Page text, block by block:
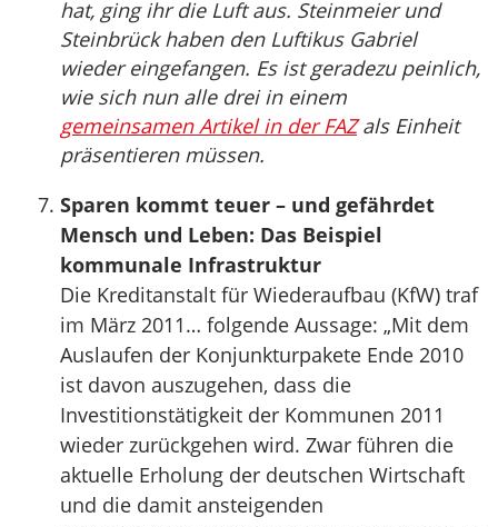
hat, ging ihr die Luft aus. Steinmeier und
Steinbrück haben den Luftikus Gabriel
wieder eingefangen. Es ist geradezu peinlich,
wie sich nun alle drei in einem
gemeinsamen Artikel in der FAZals Einheit
präsentieren müssen.
Sparen kommt teuer – und gefährdet
Mensch und Leben: Das Beispiel
kommunale Infrastruktur
Die Kreditanstalt für Wiederaufbau (KfW) traf
im März 2011… folgende Aussage: „Mit dem
Auslaufen der Konjunkturpakete Ende 2010
ist davon auszugehen, dass die
Investitionstätigkeit der Kommunen 2011
wieder zurückgehen wird. Zwar führen die
aktuelle Erholung der deutschen Wirtschaft
und die damit ansteigenden